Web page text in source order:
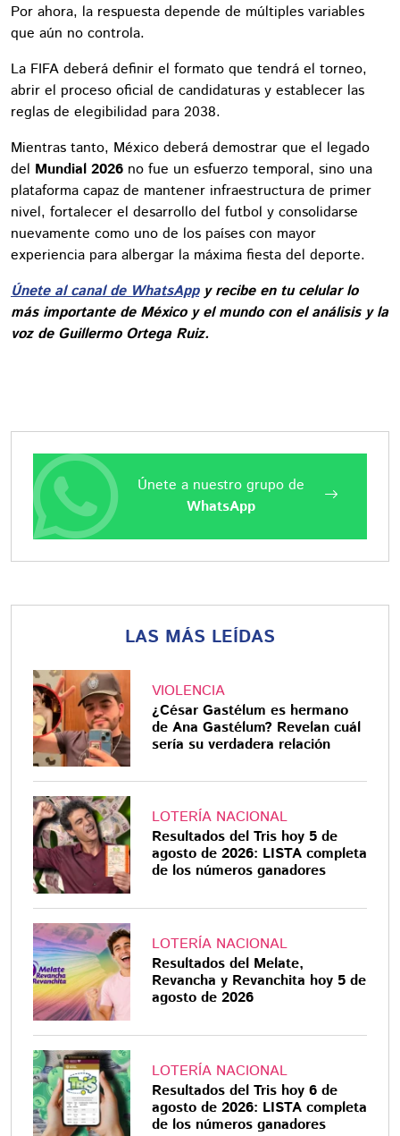
Por ahora, la respuesta depende de múltiples variables
que aún no controla.
La FIFA deberá definir el formato que tendrá el torneo,
abrir el proceso oficial de candidaturas y establecer las
reglas de elegibilidad para 2038.
Mientras tanto, México deberá demostrar que el legado
del Mundial 2026 no fue un esfuerzo temporal, sino una
plataforma capaz de mantener infraestructura de primer
nivel, fortalecer el desarrollo del futbol y consolidarse
nuevamente como uno de los países con mayor
experiencia para albergar la máxima fiesta del deporte.
Únete al canal de WhatsAppy recibe en tu celular lo
más importante de México y el mundo con el análisis y la
voz de Guillermo Ortega Ruiz.
Únete a nuestro grupo de
WhatsApp
LAS MÁS LEÍDAS
VIOLENCIA
¿César Gastélum es hermano
de Ana Gastélum? Revelan cuál
sería su verdadera relación
LOTERÍA NACIONAL
Resultados del Tris hoy 5 de
agosto de 2026: LISTA completa
de los números ganadores
LOTERÍA NACIONAL
Resultados del Melate,
Revancha y Revanchita hoy 5 de
agosto de 2026
LOTERÍA NACIONAL
Resultados del Tris hoy 6 de
agosto de 2026: LISTA completa
de los números ganadores